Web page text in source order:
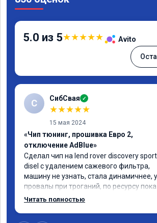
5.0 из 5★★★★★ Avito
С СибСвая ✓
★★★★★
15 мая 2024
«Чип тюнинг, прошивка Евро 2,
отключение AdBlue»
Сделал чип на lend rover discovery
disel с удалением сажевого фильтра,
машину не узнать, стала динамичнее,
провалы при троганий, по ресурсу пока
незнаю, время покажет, короче
Читать полностью